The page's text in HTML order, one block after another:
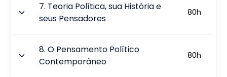
7. Teoria Política, sua História e
seus Pensadores
80h
8.O Pensamento Político
Contemporâneo
80h